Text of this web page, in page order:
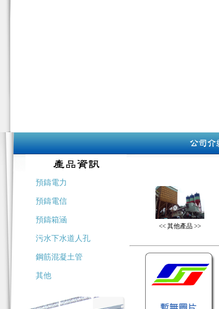
預鑄電力
預鑄電信
預鑄箱涵
污水下水道人孔
鋼筋混凝土管
其他
<< 其他產品 >>